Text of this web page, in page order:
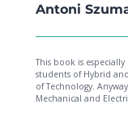
Antoni
This book is
students of Hybrid
of Technology.
Mechanical and